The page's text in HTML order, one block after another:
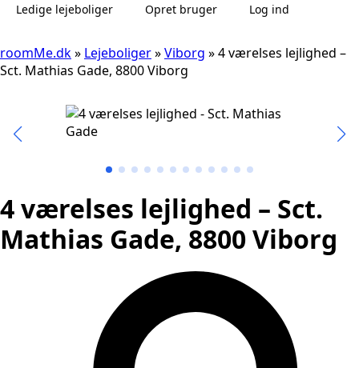
Ledige lejeboliger Opret bruger Log ind
roomMe.dk» Lejeboliger»Viborg »4 værelses lejlighed –
Sct. Mathias Gade, 8800 Viborg
4 værelses lejlighed – Sct.
Mathias Gade, 8800 Viborg